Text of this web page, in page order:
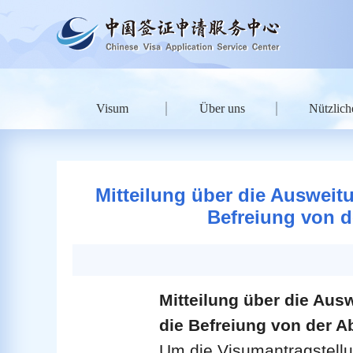
Visum Über uns
Mitteilung über die
Befreiung von
Mitteilung über die
die Befreiung von der